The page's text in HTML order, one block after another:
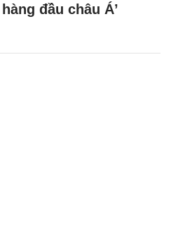
đầu châu Á’